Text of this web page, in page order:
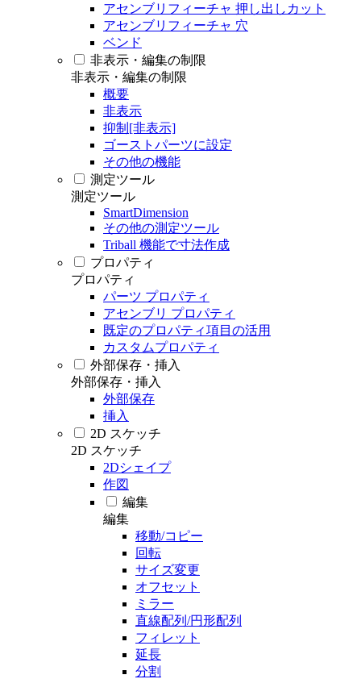
アセンブリフィーチャ 押し出しカット
アセンブリフィーチャ 穴
ベンド
非表示・編集の制限
非表示・編集の制限
概要
非表示
抑制[非表示]
ゴーストパーツに設定
その他の機能
測定ツール
測定ツール
SmartDimension
その他の測定ツール
Triball 機能で寸法作成
プロパティ
プロパティ
パーツ プロパティ
アセンブリ プロパティ
既定のプロパティ項目の活用
カスタムプロパティ
外部保存・挿入
外部保存・挿入
外部保存
挿入
2D スケッチ
2D スケッチ
2Dシェイプ
作図
編集
編集
移動/コピー
回転
サイズ変更
オフセット
ミラー
直線配列/円形配列
フィレット
延長
分割